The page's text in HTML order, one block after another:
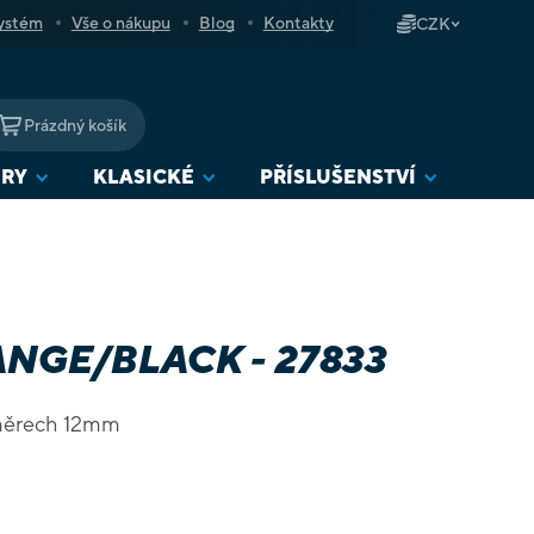
Vše o nákupu Blog Kontakty CZK
NÁKUPNÍ
KOŠÍK
Prázdný košík
KLASICKÉ PŘÍSLUŠENSTVÍ
BLACK - 27833
12mm